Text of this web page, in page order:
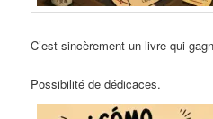
C’est sincèrement un livre qui
Possibilité de dédicaces.